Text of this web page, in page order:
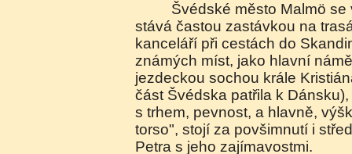
Švédské město Malmö se v poslední době
stává častou zastávkou na
kanceláří při cestách do
známých míst, jako hlavní
jezdeckou sochou krále
část Švédska patřila k
s trhem, pevnost, a hlavně,
torso", stojí za povšimnutí i
Petra s jeho zajímavostmi.